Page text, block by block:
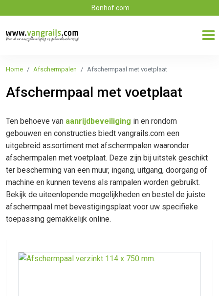
Bonhof.com
Home Afschermpalen Afschermpaal met voetplaat
Afschermpaal met voetplaat
Ten behoeve van aanrijdbeveiliging in en rondom
gebouwen en constructies biedt vangrails.com een
uitgebreid assortiment met afschermpalen waaronder
afschermpalen met voetplaat. Deze zijn bij uitstek geschikt
ter bescherming van een muur, ingang, uitgang, doorgang of
machine en kunnen tevens als rampalen worden gebruikt.
Bekijk de uiteenlopende mogelijkheden en bestel de juiste
afschermpaal met bevestigingsplaat voor uw specifieke
toepassing gemakkelijk online.